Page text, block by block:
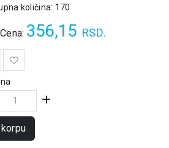
količina: 170
356,15 RSD.